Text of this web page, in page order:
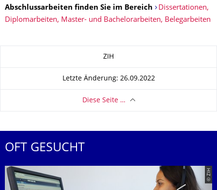
Abschlussarbeiten finden Sie im Bereich
Dissertationen,
Diplomarbeiten, Master- und Bachelorarbeiten, Belegarbeiten
ZIH
Letzte Änderung: 26.09.2022
Diese Seite …
OFT GESUCHT
© ZIH